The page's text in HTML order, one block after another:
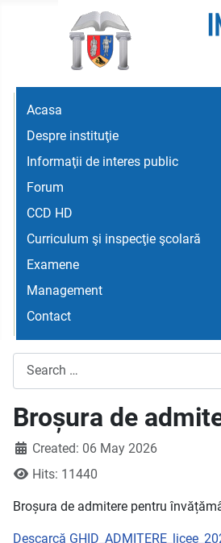
Acasa
Despre instituţie
Informaţii de interes public
Forum
CCD HD
Curriculum şi inspecţie şcolară
Examene
Management
Contact
Broșura de
Created: 06 May 2026
Hits: 11440
Broșura de admitere pentru
Descarcă